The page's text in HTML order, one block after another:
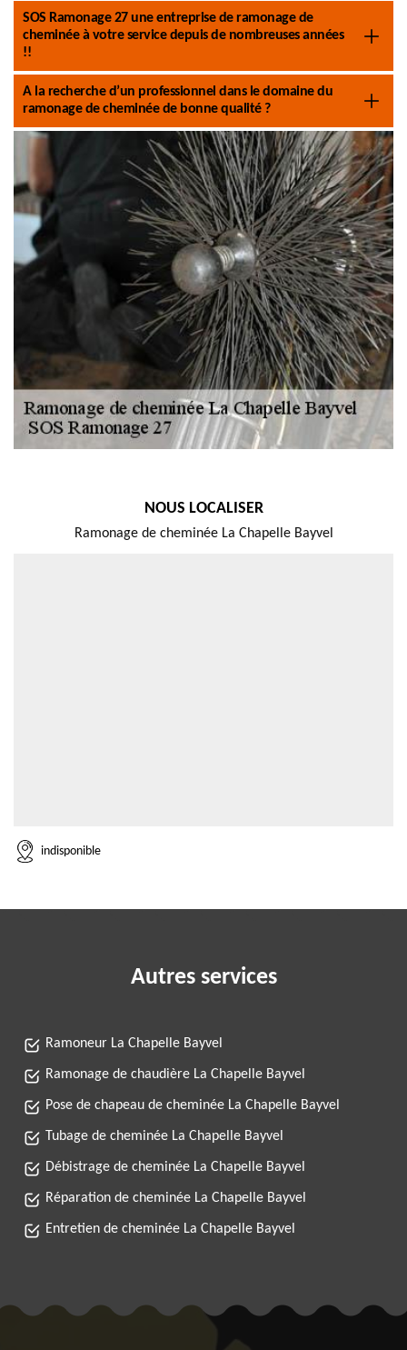
SOS Ramonage 27 une entreprise de ramonage de
cheminée à votre service depuis de nombreuses années
!!
A la recherche d’un professionnel dans le domaine du
ramonage de cheminée de bonne qualité ?
NOUS LOCALISER
Ramonage de cheminée La Chapelle Bayvel
indisponible
Autres services
Ramoneur La Chapelle Bayvel
Ramonage de chaudière La Chapelle Bayvel
Pose de chapeau de cheminée La Chapelle Bayvel
Tubage de cheminée La Chapelle Bayvel
Débistrage de cheminée La Chapelle Bayvel
Réparation de cheminée La Chapelle Bayvel
Entretien de cheminée La Chapelle Bayvel